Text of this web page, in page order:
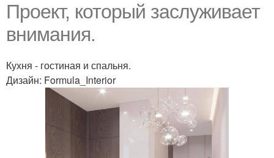
Проект, который заслуживает
внимания.
Кухня - гостиная и спальня.
Дизайн: Formula_Interior